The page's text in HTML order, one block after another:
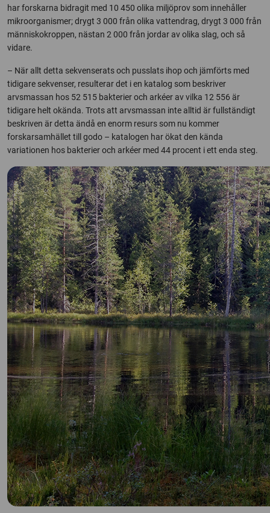
har forskarna bidragit med 10 450 olika miljöprov som innehåller
mikroorganismer; drygt 3 000 från olika vattendrag, drygt 3 000 från
människokroppen, nästan 2 000 från jordar av olika slag, och så
vidare.
– När allt detta sekvenserats och pusslats ihop och jämförts med
tidigare sekvenser, resulterar det i en katalog som beskriver
arvsmassan hos 52 515 bakterier och arkéer av vilka 12 556 är
tidigare helt okända. Trots att arvsmassan inte alltid är fullständigt
beskriven är detta ändå en enorm resurs som nu kommer
forskarsamhället till godo – katalogen har ökat den kända
variationen hos bakterier och arkéer med 44 procent i ett enda steg.